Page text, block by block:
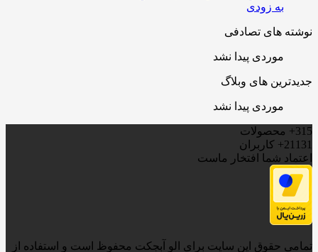
به زودی
های تصادفی
موردی پیدا نشد
های وبلاگ
موردی پیدا نشد
محصولات
کاربران
شما افتخار ماست
حقوق این سایت برای الو آبجکت محفوظ است و استفاده از